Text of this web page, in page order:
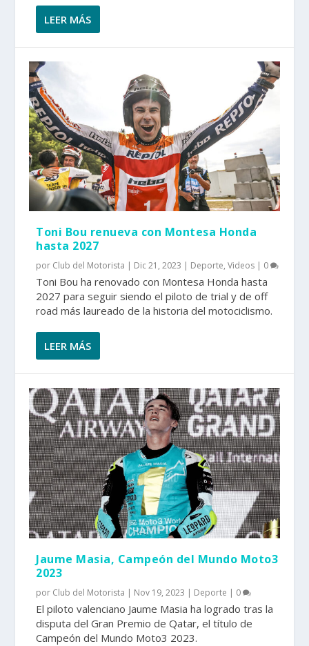
LEER MÁS
Toni Bou renueva con Montesa Honda
hasta 2027
por Club del Motorista Dic 21, 2023 Deporte,Videos 0
Toni Bou ha renovado con Montesa Honda hasta
2027 para seguir siendo el piloto de trial y de off
road más laureado de la historia del motociclismo.
LEER MÁS
Jaume Masia, Campeón del Mundo Moto3
2023
por Club del Motorista | Nov 19, 2023 | Deporte | 0
El piloto valenciano Jaume Masia ha logrado tras la
disputa del Gran Premio de Qatar, el título de
Campeón del Mundo Moto3 2023.